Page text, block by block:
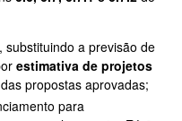
a previsão de
estimativa de projetos
propostas aprovadas;
para